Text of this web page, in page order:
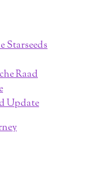
Starseeds
Raad
Update